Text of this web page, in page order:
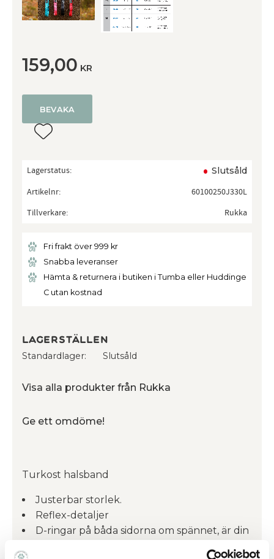
159,00 KR
Lägg till i favoriter
BEVAKA
Lagerstatus Slutsåld
Artikelnr
60100250J330L
Tillverkare
Rukka
Fri frakt över 999 kr
Snabba leveranser
Hämta & returnera i butiken i Tumba eller Huddinge
C utan kostnad
Lagerställen
Standardlager Slutsåld
Visa alla produkter från Rukka
Ge ett omdöme!
Turkost halsband
Justerbar storlek.
Reflex-detaljer
D-ringar på båda sidorna om spännet, är din